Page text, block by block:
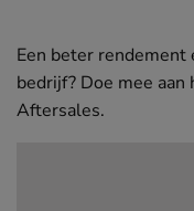
Een beter
bedrijf? Doe mee
Aftersales.